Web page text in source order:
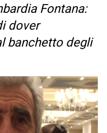
Fontana:
dover
banchetto degli